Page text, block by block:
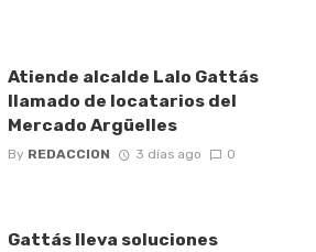
Atiende alcalde Lalo Gattás
llamado de locatarios del
Mercado Argüelles
By REDACCION 3 días ago 0
Gattás lleva soluciones